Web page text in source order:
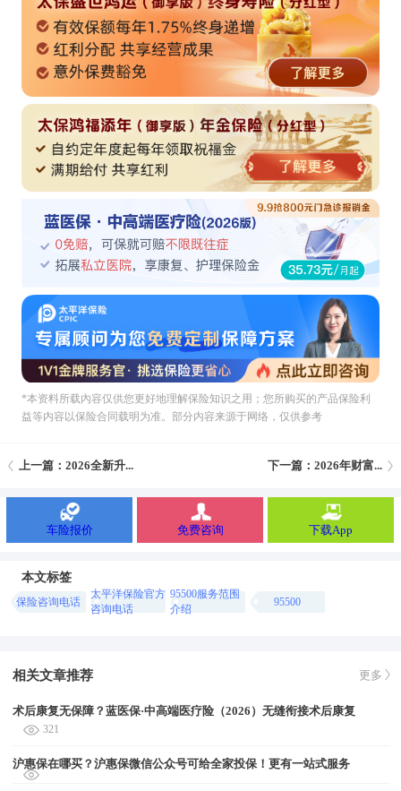
*本资料所载內容仅供您更好地理解保险知识之用；您所购买的产品保险利
益等内容以保险合同载明为准。部分内容来源于网络，仅供参考
上一篇：2026全新升... 下一篇：2026年财富...
车险报价 免费咨询 下载App
本文标签
保险咨询电话
太平洋保险官方
咨询电话
95500服务范围
介绍
95500
相关文章推荐 更多
术后康复无保障？蓝医保·中高端医疗险（2026）无缝衔接术后康复
321
沪惠保在哪买？沪惠保微信公众号可给全家投保！更有一站式服务